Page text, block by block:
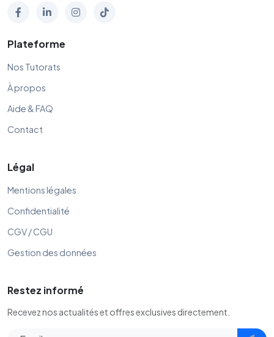
Plateforme
Nos Tutorats
À propos
Aide & FAQ
Contact
Légal
Mentions légales
Confidentialité
CGV / CGU
Gestion des données
Restez informé
Recevez nos actualités et offres exclusives directement.